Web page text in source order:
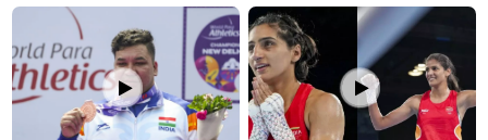
पर आई अच्छी खबर